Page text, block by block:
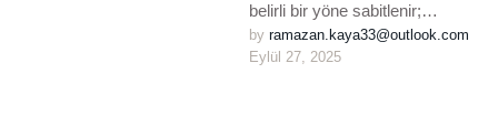
belirli bir yöne sabitlenir;
dolgun, kalkık ve simetrik kaş
görünümü 4-6 hafta boyunca
by ramazan.kaya33@outlook.com
Eylül 27, 2025